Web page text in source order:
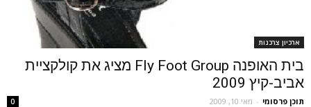
ארכיון צרכנות
בית האופנה Fly Foot Group מציג את קולקציית
אביב-קיץ 2009
תוכן פרסומי - מאי 10, 2009 0